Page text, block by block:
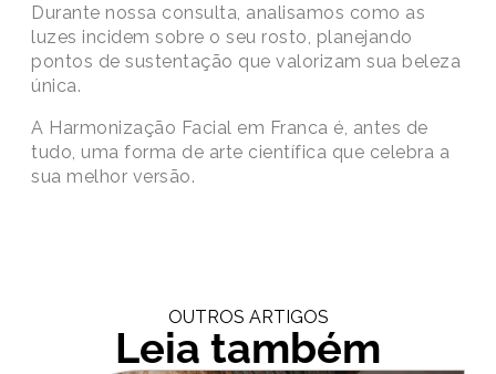
Durante nossa consulta, analisamos como as
luzes incidem sobre o seu rosto, planejando
pontos de sustentação que valorizam sua beleza
única.
A Harmonização Facial em Franca é, antes de
tudo, uma forma de arte científica que celebra a
sua melhor versão.
OUTROS ARTIGOS
Leia também